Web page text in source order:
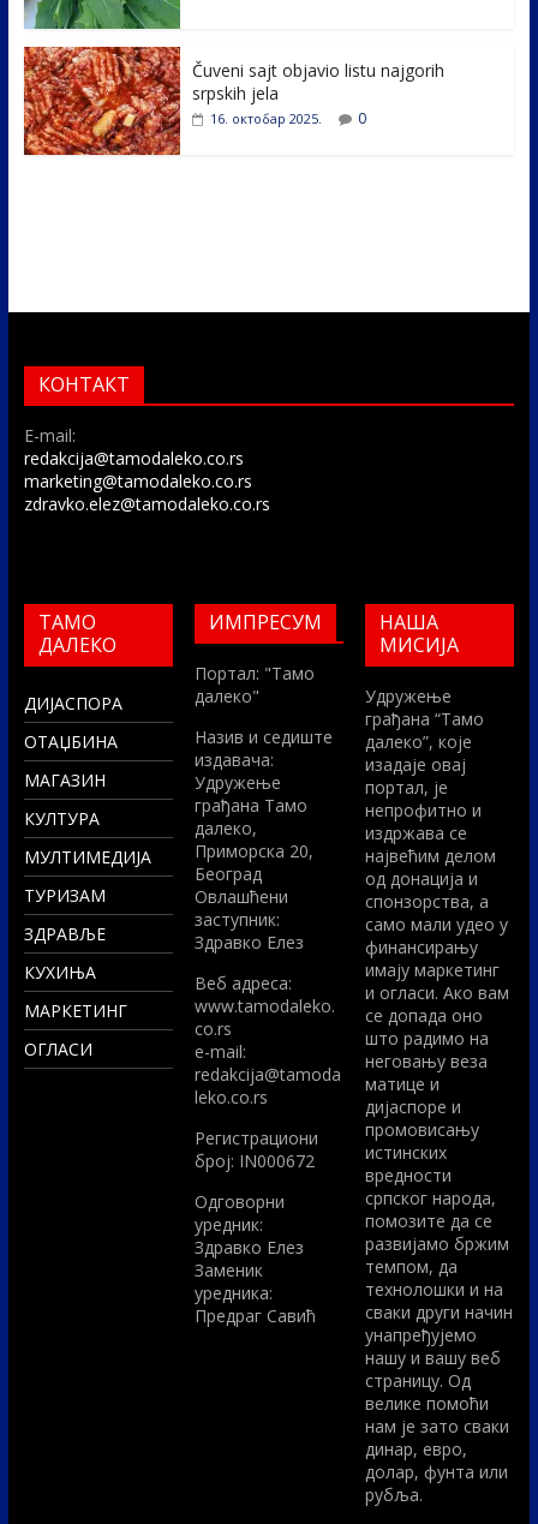
Čuveni sajt objavio listu najgorih
srpskih jela
16. октобар 2025. 0
КОНТАКТ
E-mail:
redakcija@tamodaleko.co.rs
marketing@tamodaleko.co.rs
zdravko.elez@tamodaleko.co.rs
ТАМО
ДАЛЕКО
ДИЈАСПОРА
ОТАЏБИНА
МАГАЗИН
КУЛТУРА
МУЛТИМЕДИЈА
ТУРИЗАМ
ЗДРАВЉЕ
КУХИЊА
МАРКЕТИНГ
ОГЛАСИ
ИМПРЕСУМ
Портал: "Тамо
далеко"
Назив и седиште
издавача:
Удружење
грађана Тамо
далеко,
Приморска 20,
Београд
Овлашћени
заступник:
Здравко Елез
Вeб адреса:
www.tamodaleko.
co.rs
e-mail:
redakcija@tamoda
leko.co.rs
Регистрациони
број: IN000672
Одговорни
уредник:
Здравко Елез
Заменик
уредника:
Предраг Савић
НАША
МИСИЈА
Удружење
грађана “Тамо
далеко”, које
изадаје овај
портал, је
непрофитно и
издржава се
највећим делом
од донација и
спонзорства, а
само мали удео у
финансирању
имају маркетинг
и огласи. Ако вам
се допада оно
што радимо на
неговању веза
матице и
дијаспоре и
промовисању
истинских
вредности
српског народа,
помозите да се
развијамо бржим
темпом, да
технолошки и на
сваки други начин
унапређујемо
нашу и вашу веб
страницу. Од
велике помоћи
нам је зато сваки
динар, евро,
долар, фунта или
рубља.